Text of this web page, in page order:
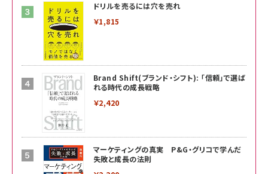
ドリルを売るには穴を売れ
￥1,815
Brand Shift(ブランド・シフト): 「信頼」で選ば
れる時代の成長戦略
￥2,420
マーケティングの真実 P&G・グリコで学んだ
失敗と成長の法則